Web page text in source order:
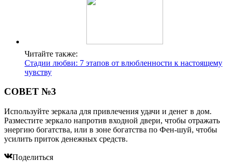
Читайте также:
Стадии любви: 7 этапов от влюбленности к настоящему
чувству
СОВЕТ №3
Используйте зеркала для привлечения удачи и денег в дом.
Разместите зеркало напротив входной двери, чтобы отражать
энергию богатства, или в зоне богатства по Фен-шуй, чтобы
усилить приток денежных средств.
Поделиться